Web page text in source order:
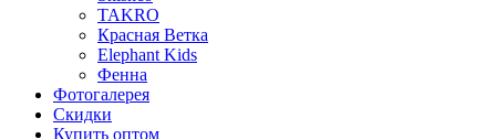
TAKRO
Красная Ветка
Elephant Kids
Фенна
Фотогалерея
Скидки
Купить оптом